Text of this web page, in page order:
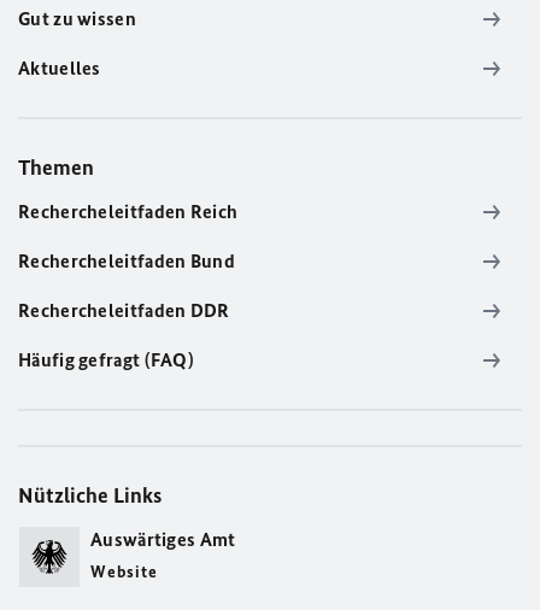
Gut zu wissen
Aktuelles
Themen
Rechercheleitfaden Reich
Rechercheleitfaden Bund
Rechercheleitfaden DDR
Häufig gefragt (FAQ)
Nützliche Links
Auswärtiges Amt
Website